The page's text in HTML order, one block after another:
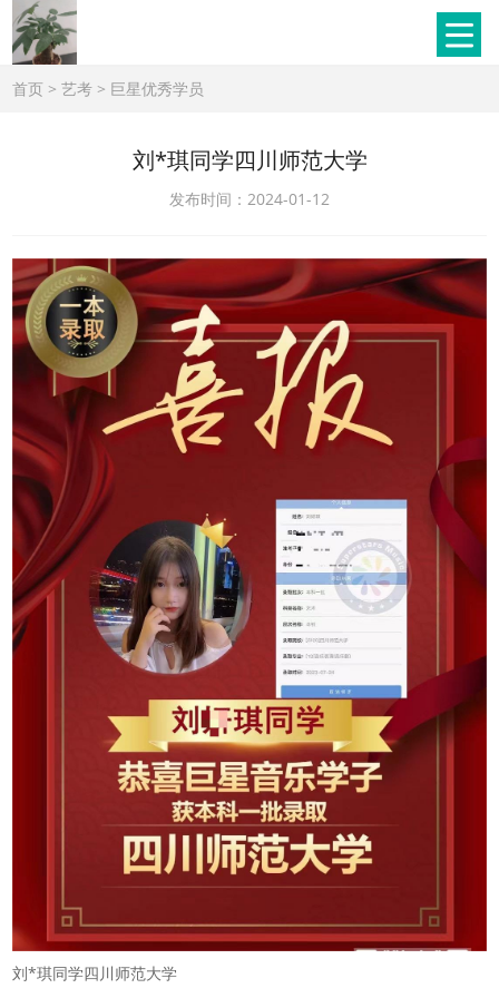
首页 >艺考 > 巨星优秀学员
刘*琪同学四川师范大学
发布时间：2024-01-12
刘*琪同学四川师范大学